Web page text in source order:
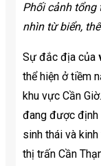
Phối cảnh tổng
nhìn từ biển,
Sự đắc địa của
thể hiện ở tiềm
khu vực Cần
đang được định
sinh thái và
thị trấn Cần